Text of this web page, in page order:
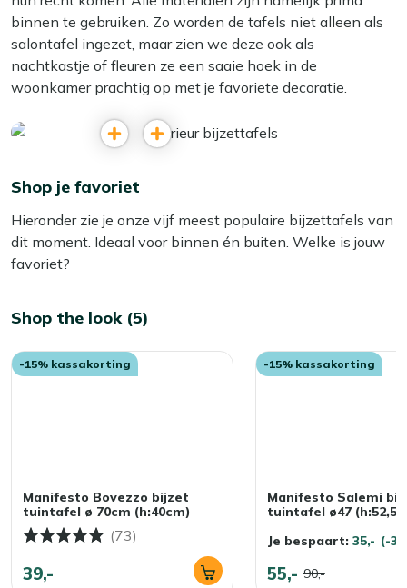
binnen te gebruiken. Zo worden de tafels niet alleen als
salontafel ingezet, maar zien we deze ook als
nachtkastje of fleuren ze een saaie hoek in de
woonkamer prachtig op met je favoriete decoratie.
Shop je favoriet
Hieronder zie je onze vijf meest populaire bijzettafels van
dit moment. Ideaal voor binnen én buiten. Welke is jouw
favoriet?
Shop the look (5)
-15% kassakorting
Manifesto Bovezzo bijzet
tuintafel ø 70cm (h:40cm)
(73)
39,-
-15% kassakorting
Manifesto Salemi
tuintafel ø47
Je bespaart: 35,- (-
55,- 90,-